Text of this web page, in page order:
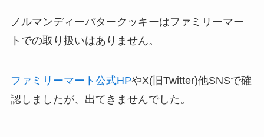
ノルマンディーバタークッキーはファミリーマー
トでの取り扱いはありません。
ファミリーマート公式HPやX(旧Twitter)他SNSで確
認しましたが、出てきませんでした。